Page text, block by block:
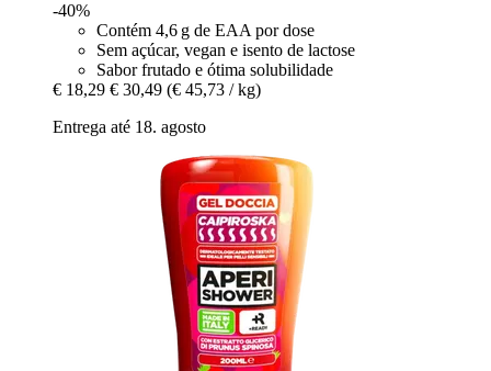
-40%
Contém 4,6 g de EAA por dose
Sem açúcar, vegan e isento de lactose
Sabor frutado e ótima solubilidade
€ 18,29 € 30,49 (€ 45,73 / kg)
Entrega até 18. agosto